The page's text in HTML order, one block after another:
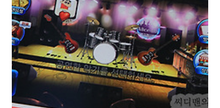
댓글에 이미지를 업로드 하여, 또는 자신의 블로그, 페이스북, 트위터 ,
자신이 활동하는 커뮤니티 등에 반드시 올려주셔야 합니다.3. 후기를 업
로드 시 이미지는 직접 사용하는 모습 3장 이상은 올려주셔야 합니다.
(얼굴이 나올 필요는 없습니다..